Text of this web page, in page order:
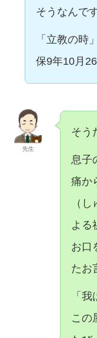
そうなんで
「立教の時
保9年10月
先生
そう
息子
痛か
（
よる
お口
たお
「
この